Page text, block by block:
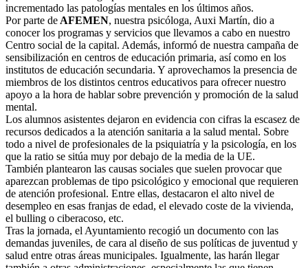
incrementado las patologías mentales en los últimos años.
Por parte de AFEMEN, nuestra psicóloga, Auxi Martín, dio a
conocer los programas y servicios que llevamos a cabo en nuestro
Centro social de la capital. Además, informó de nuestra campaña de
sensibilización en centros de educación primaria, así como en los
institutos de educación secundaria. Y aprovechamos la presencia de
miembros de los distintos centros educativos para ofrecer nuestro
apoyo a la hora de hablar sobre prevención y promoción de la salud
mental.
Los alumnos asistentes dejaron en evidencia con cifras la escasez de
recursos dedicados a la atención sanitaria a la salud mental. Sobre
todo a nivel de profesionales de la psiquiatría y la psicología, en los
que la ratio se sitúa muy por debajo de la media de la UE.
También plantearon las causas sociales que suelen provocar que
aparezcan problemas de tipo psicológico y emocional que requieren
de atención profesional. Entre ellas, destacaron el alto nivel de
desempleo en esas franjas de edad, el elevado coste de la vivienda,
el bulling o ciberacoso, etc.
Tras la jornada, el Ayuntamiento recogió un documento con las
demandas juveniles, de cara al diseño de sus políticas de juventud y
salud entre otras áreas municipales. Igualmente, las harán llegar